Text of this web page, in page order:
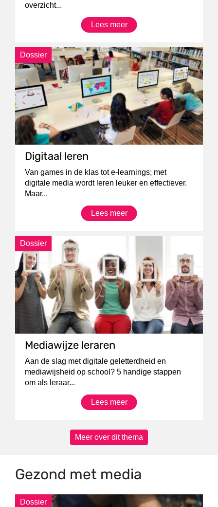
overzicht...
Lees meer
Dossier
Digitaal leren
Van games in de klas tot e-learnings; met
digitale media wordt leren leuker en effectiever.
Maar...
Lees meer
Dossier
Mediawijze leraren
Aan de slag met digitale geletterdheid en
mediawijsheid op school? 5 handige stappen
om als leraar...
Lees meer
Meer over dit thema
Gezond met media
Dossier